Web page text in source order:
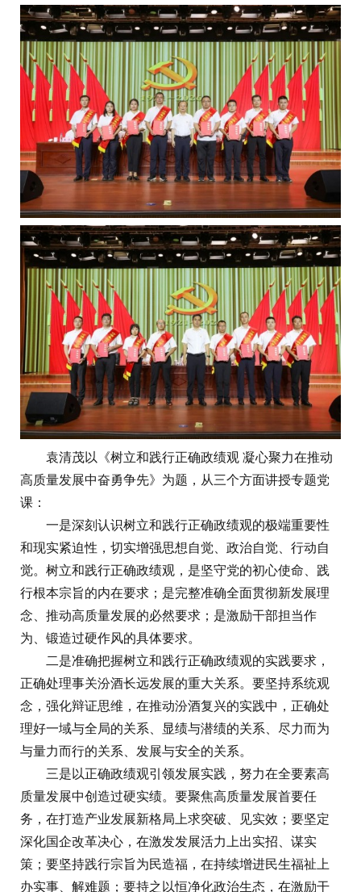
袁清茂以《树立和践行正确政绩观 凝心聚力在推动
高质量发展中奋勇争先》为题，从三个方面讲授专题党
课：
一是深刻认识树立和践行正确政绩观的极端重要性
和现实紧迫性，切实增强思想自觉、政治自觉、行动自
觉。树立和践行正确政绩观，是坚守党的初心使命、践
行根本宗旨的内在要求；是完整准确全面贯彻新发展理
念、推动高质量发展的必然要求；是激励干部担当作
为、锻造过硬作风的具体要求。
二是准确把握树立和践行正确政绩观的实践要求，
正确处理事关汾酒长远发展的重大关系。要坚持系统观
念，强化辩证思维，在推动汾酒复兴的实践中，正确处
理好一域与全局的关系、显绩与潜绩的关系、尽力而为
与量力而行的关系、发展与安全的关系。
三是以正确政绩观引领发展实践，努力在全要素高
质量发展中创造过硬实绩。要聚焦高质量发展首要任
务，在打造产业发展新格局上求突破、见实效；要坚定
深化国企改革决心，在激发发展活力上出实招、谋实
策；要坚持践行宗旨为民造福，在持续增进民生福祉上
办实事、解难题；要持之以恒净化政治生态，在激励干